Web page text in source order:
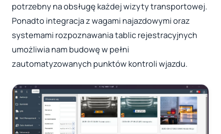
potrzebny na obsługę każdej wizyty transportowej.
Ponadto integracja z wagami najazdowymi oraz
systemami rozpoznawania tablic rejestracyjnych
umożliwia nam budowę w pełni
zautomatyzowanych punktów kontroli wjazdu.